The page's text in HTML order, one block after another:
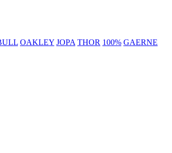
OAKLEY JOPA THOR 100% GAERNE